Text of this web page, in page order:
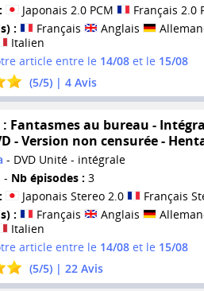
Japonais 2.0 PCM
Français 2.0
:
Français Anglais
Italien
article entre le 14/08et le 15/08
(5/5) | 4Avis
Fantasmes au bureau -
- Version non censurée -
- DVD Unité - intégrale
- Nb épisodes : 3
Japonais Stereo 2.0
Français
:
Français Anglais
Italien
article entre le 14/08et le 15/08
(5/5) | 22Avis